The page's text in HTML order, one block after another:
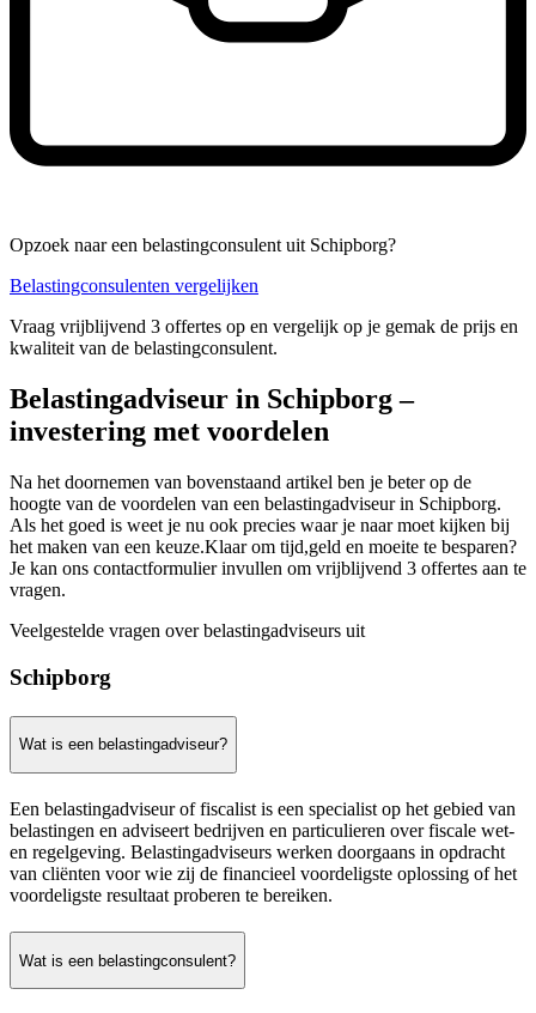
Opzoek naar een belastingconsulent uit Schipborg?
Belastingconsulenten vergelijken
Vraag vrijblijvend 3 offertes op en vergelijk op je gemak de prijs en
kwaliteit van de belastingconsulent.
Belastingadviseur in Schipborg –
investering met voordelen
Na het doornemen van bovenstaand artikel ben je beter op de
hoogte van de voordelen van een belastingadviseur in Schipborg.
Als het goed is weet je nu ook precies waar je naar moet kijken bij
het maken van een keuze.Klaar om tijd,geld en moeite te besparen?
Je kan ons contactformulier invullen om vrijblijvend 3 offertes aan te
vragen.
Veelgestelde vragen over belastingadviseurs uit
Schipborg
Wat is een belastingadviseur?
Een belastingadviseur of fiscalist is een specialist op het gebied van
belastingen en adviseert bedrijven en particulieren over fiscale wet-
en regelgeving. Belastingadviseurs werken doorgaans in opdracht
van cliënten voor wie zij de financieel voordeligste oplossing of het
voordeligste resultaat proberen te bereiken.
Wat is een belastingconsulent?